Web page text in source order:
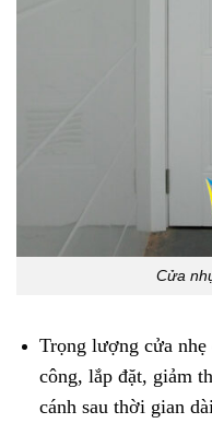
Cửa
Trọng lượng cửa
công, lắp đặt, giảm
cánh sau thời gian